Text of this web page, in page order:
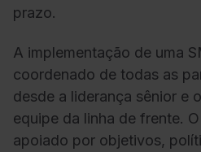
prazo.
A implementação de uma
coordenado de todas as
desde a liderança sênior e
equipe da linha de frente.
apoiado por objetivos,